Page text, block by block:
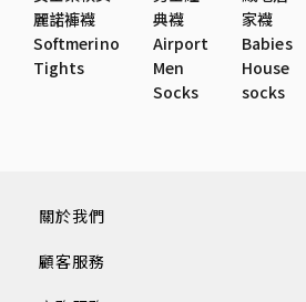
麗諾褲襪
Softmerino
Tights
典襪
Airport
Men
Socks
家襪
Babies
House
socks
關於我們
顧客服務